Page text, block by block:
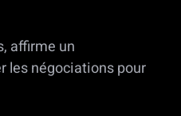
affirme un
les négociations pour